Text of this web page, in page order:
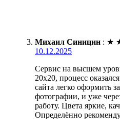
Михаил Синицин : ★
10.12.2025
Сервис на высшем
20х20, процесс
сайта легко оформить
фотографии, и уже
работу. Цвета яркие,
Определённо